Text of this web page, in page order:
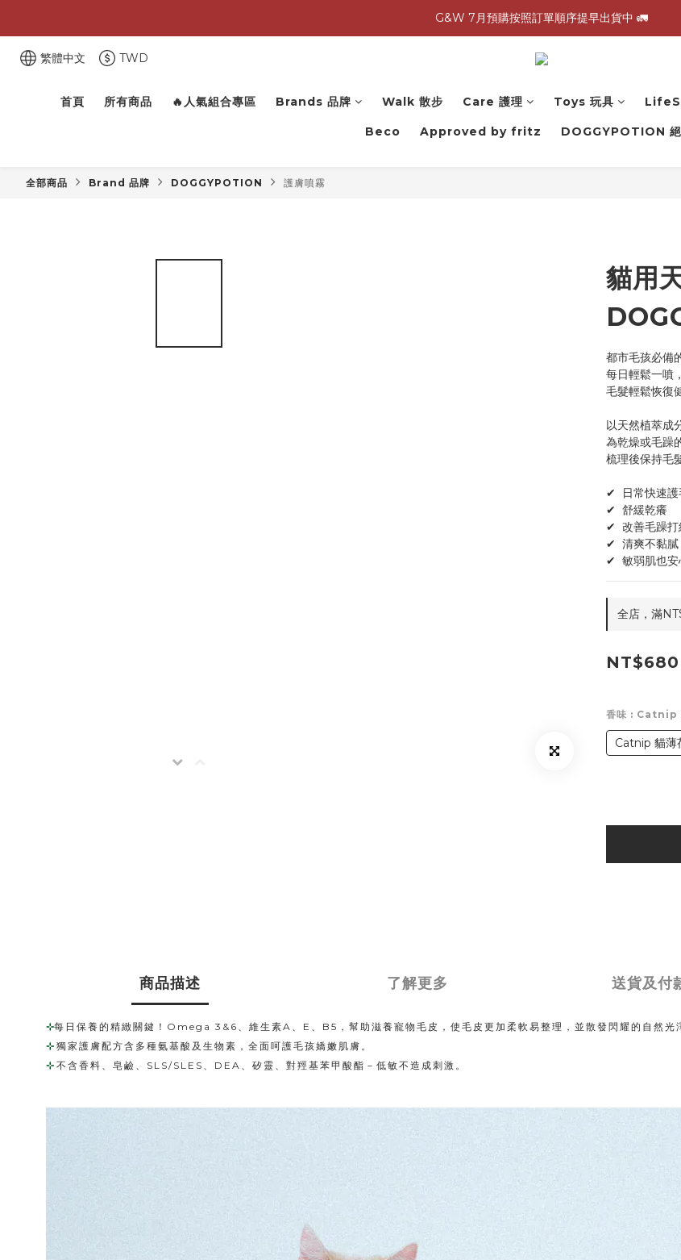
G&W 7月預購按照訂單順序提早出貨中 🚛
G&W 7月預購按照訂單順序提早出貨中 🚛
\ 加入會員領$60購物金，生日再領$100！/
G&W 7月預購按照訂單順序提早出貨中 🚛
繁體中文 TWD
首頁 所有商品 🔥人氣組合專區 Brands 品牌 Walk 散步 Care 護理 Toys 玩具
Beco Approved by fritz DOGGYPOTION 絕
全部商品 Brand 品牌 DOGGYPOTION 護膚噴霧
貓用
都市毛孩必備
每日輕鬆一噴
毛髮輕鬆恢復
以天然植萃成
為乾燥或毛躁
梳理後保持毛
✔  日常快速護
✔  舒緩乾癢
✔  改善毛躁打
✔  清爽不黏膩
✔  敏弱肌也安
全店，滿
NT$680
香味 : Catnip
Catnip 貓薄
商品描述 了解更多 送貨及付
⊹每日保養的精緻關鍵！Omega 3&6、維生素A、E、B5，幫助滋養寵物毛皮，使毛皮更加柔軟易整理，並散發閃耀的自然光
⊹ ​​獨家護膚配方含多種氨基酸及生物素，全面呵護毛孩嬌嫩肌膚。
⊹ ​​不含香料、皂鹼、SLS/SLES、DEA、矽靈、對羥基苯甲酸酯－低敏不造成刺激。